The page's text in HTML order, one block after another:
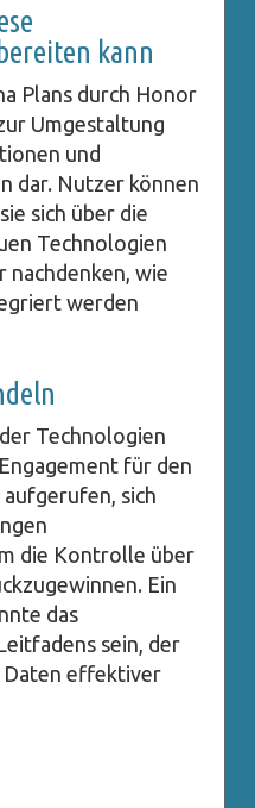
kann
Plans durch Honor
Umgestaltung
und
dar. Nutzer können
sich über die
Technologien
nachdenken, wie
werden
Technologien
für den
sich
die Kontrolle über
Ein
das
sein, der
Daten effektiver